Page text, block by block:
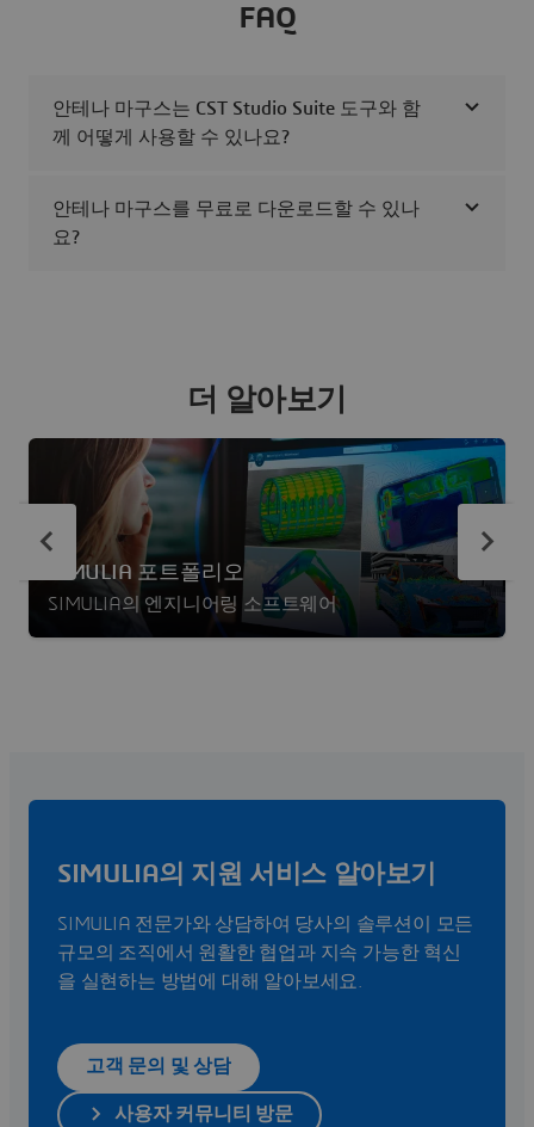
FAQ
안테나 마구스는 CST Studio Suite 도구와 함
께 어떻게 사용할 수 있나요?
안테나 마구스를 무료로 다운로드할 수 있나
요?
더 알아보기
SIMULIA 포트폴리오
SIMULIA의 엔지니어링 소프트웨어
SIMULIA의 지원 서비스 알아보기
SIMULIA 전문가와 상담하여 당사의 솔루션이 모든
규모의 조직에서 원활한 협업과 지속 가능한 혁신
을 실현하는 방법에 대해 알아보세요.
고객 문의 및 상담
사용자 커뮤니티 방문